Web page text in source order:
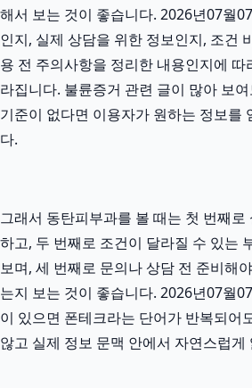
해서 보는 것이 좋습니다. 2026년07월
인지, 실제 상담을 위한 정보인지, 조건
용 전 주의사항을 정리한 내용인지에
라집니다. 불륜증거 관련 글이 많아 보
기준이 없다면 이용자가 원하는 정보를
다.
그래서 동탄피부과를 볼 때는 첫 번째로
하고, 두 번째로 조건이 달라질 수 있는
보며, 세 번째로 문의나 상담 전 준비해
는지 보는 것이 좋습니다. 2026년07월
이 있으면 폰테크라는 단어가 반복되어
않고 실제 정보 문맥 안에서 자연스럽게